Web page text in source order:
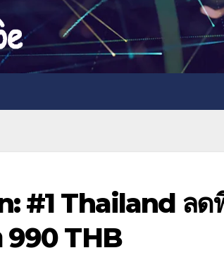
#1 Thailand ลด
990 THB